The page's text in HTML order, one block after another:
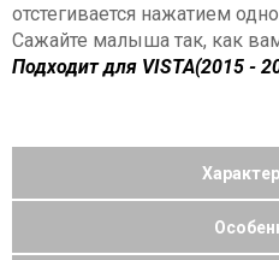
отстегивается нажатием
Сажайте малыша так, как
Подходит для VISTA(2015 -